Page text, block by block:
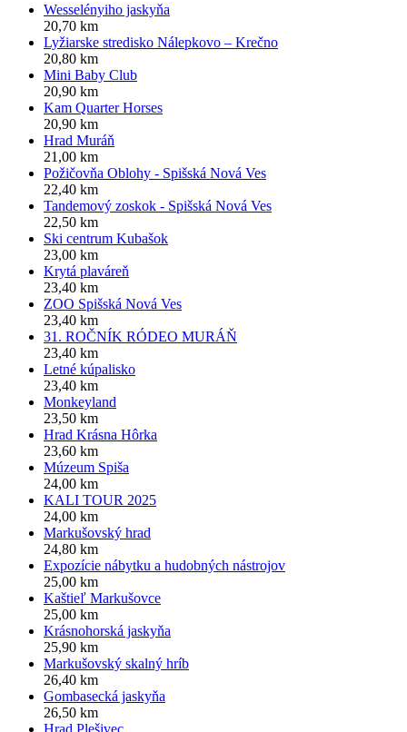
Wesselényiho jaskyňa
20,70 km
Lyžiarske stredisko Nálepkovo – Krečno
20,80 km
Mini Baby Club
20,90 km
Kam Quarter Horses
20,90 km
Hrad Muráň
21,00 km
Požičovňa Oblohy - Spišská Nová Ves
22,40 km
Tandemový zoskok - Spišská Nová Ves
22,50 km
Ski centrum Kubašok
23,00 km
Krytá plaváreň
23,40 km
ZOO Spišská Nová Ves
23,40 km
31. ROČNÍK RÓDEO MURÁŇ
23,40 km
Letné kúpalisko
23,40 km
Monkeyland
23,50 km
Hrad Krásna Hôrka
23,60 km
Múzeum Spiša
24,00 km
KALI TOUR 2025
24,00 km
Markušovský hrad
24,80 km
Expozície nábytku a hudobných nástrojov
25,00 km
Kaštieľ Markušovce
25,00 km
Krásnohorská jaskyňa
25,90 km
Markušovský skalný hríb
26,40 km
Gombasecká jaskyňa
26,50 km
Hrad Plešivec